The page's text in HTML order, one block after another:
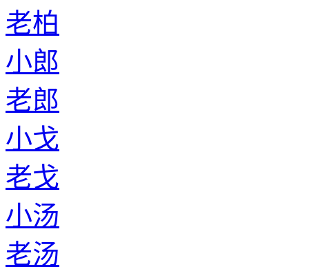
老柏
小郎
老郎
小戈
老戈
小汤
老汤